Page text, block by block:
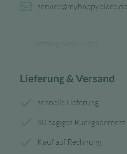
service@myhappyplace.de
Lieferung & Versand
schnelle Lieferung
30-tägiges Rückgaberecht
Kauf auf Rechnung